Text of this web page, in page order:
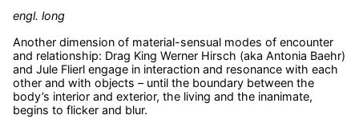
engl. long
Another dimension of material-sensual modes of encounter
and relationship: Drag King Werner Hirsch (aka Antonia Baehr)
and Jule Flierl engage in interaction and resonance with each
other and with objects – until the boundary between the
body’s interior and exterior, the living and the inanimate,
begins to flicker and blur.